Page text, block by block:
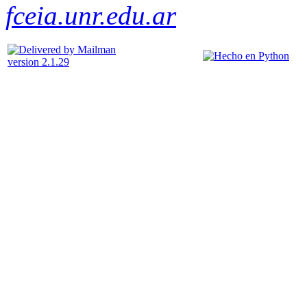
fceia.unr.edu.ar
version 2.1.29